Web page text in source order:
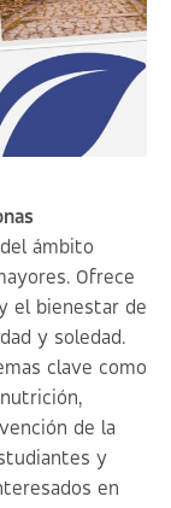
ámbito
Ofrece
el bienestar de
y soledad.
clave como
de la
y
en